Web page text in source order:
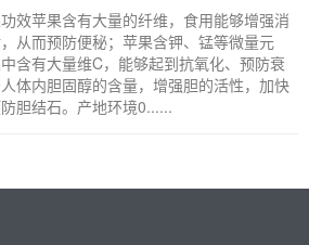
效苹果含有大量的纤维，食用能够增强消
从而预防便秘；苹果含钾、锰等微量元
含有大量维C，能够起到抗氧化、预防衰
体内胆固醇的含量，增强胆的活性，加快
胆结石。产地环境0......